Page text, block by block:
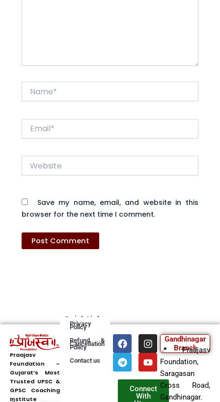
Website
Save my name, email, and website in this
browser for the next time I comment.
Praajasv
Foundation –
Gujarat’s Most
Trusted UPSC &
GPSC Coaching
Institute
Quick Links
Privacy
Policy
Refund &
Cancellation
Policy
Contact us
F
a
c
e
b
I
n
s
t
a
g
r
T
e
l
e
g
Y
o
u
t
u
b
e
Connect
With
Gandhinagar
Branch
📍 Praajasv
Foundation,
Saragasan
Cross Road,
Gandhinagar.